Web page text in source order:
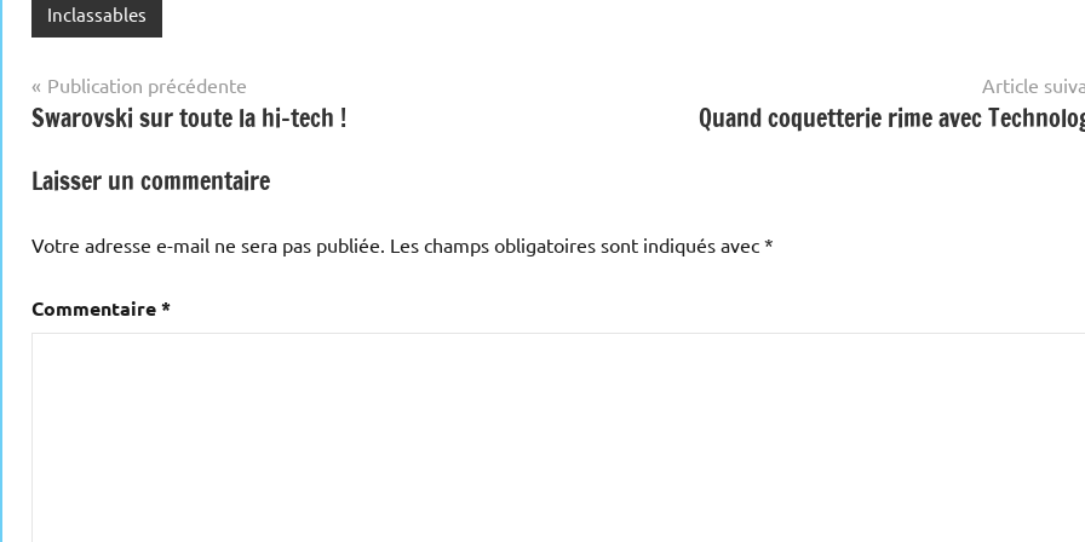
Inclassables
Navigation
de
l’article
Publication précédente
Swarovski sur toute la hi-tech !
Article
Quand coquetterie rime avec
Laisser un commentaire
Votre adresse e-mail ne sera pas publiée. Les champs obligatoires sont indiqués avec *
Commentaire*